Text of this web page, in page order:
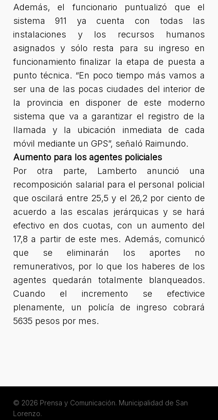
Además, el funcionario puntualizó que el
sistema 911 ya cuenta con todas las
instalaciones y los recursos humanos
asignados y sólo resta para su ingreso en
funcionamiento finalizar la etapa de puesta a
punto técnica. “En poco tiempo más vamos a
ser una de las pocas ciudades del interior de
la provincia en disponer de este moderno
sistema que va a garantizar el registro de la
llamada y la ubicación inmediata de cada
móvil mediante un GPS”, señaló Raimundo.
Aumento para los agentes policiales
Por otra parte, Lamberto anunció una
recomposición salarial para el personal policial
que oscilará entre 25,5 y el 26,2 por ciento de
acuerdo a las escalas jerárquicas y se hará
efectivo en dos cuotas, con un aumento del
17,8 a partir de este mes. Además, comunicó
que se eliminarán los aportes no
remunerativos, por lo que los haberes de los
agentes quedarán totalmente blanqueados.
Cuando el incremento se efectivice
plenamente, un policía de ingreso cobrará
5635 pesos por mes.
© 2026 Prensa y Comunicación. Municipalidad de San
Lorenzo.